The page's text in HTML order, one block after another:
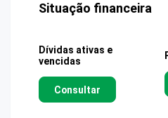
Situação financeira
Dívidas ativas e
vencidas
Consultar